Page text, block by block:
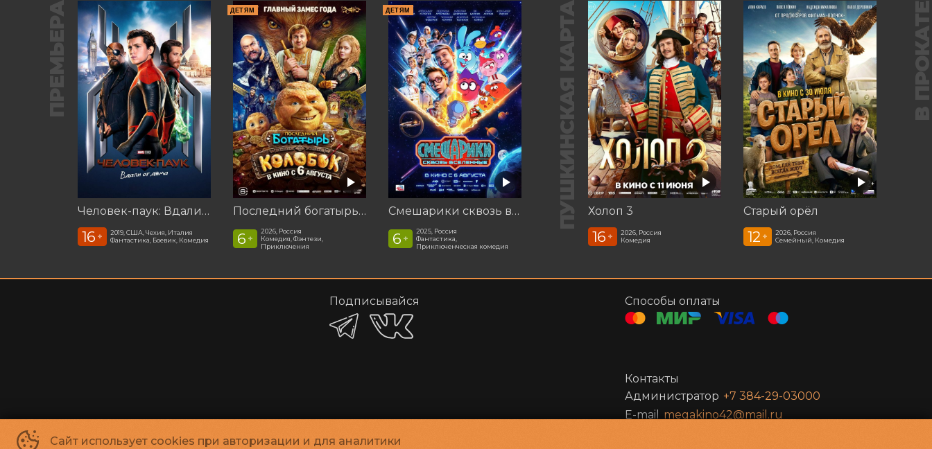
ПРЕМЬЕРА
Человек-паук: Вдали от дома (2019)
16 +
2019, США, Чехия, Италия
Фантастика, Боевик, Комедия
ДЕТЯМ
Последний богатырь. Колобок
6 +
2026, Россия
Комедия, Фэнтези,
Приключения
ДЕТЯМ
Смешарики сквозь вселенные
6 +
2025, Россия
Фантастика,
Приключенческая комедия
ПУШКИНСКАЯ КАРТА Холоп 3
16 +
2026, Россия
Комедия
Старый орёл
12 +
2026, Россия
Семейный, Комедия
В
Сайт использует cookies при авторизации и для аналитики
Подписывайся Способы оплаты
Контакты
Администратор +7 384-29-03000
E-mail megakino42@mail.ru